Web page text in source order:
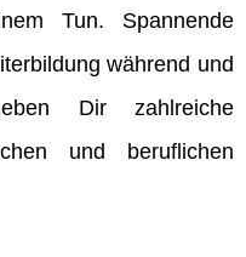
Tun. Spannende
während und
Dir zahlreiche
und beruflichen